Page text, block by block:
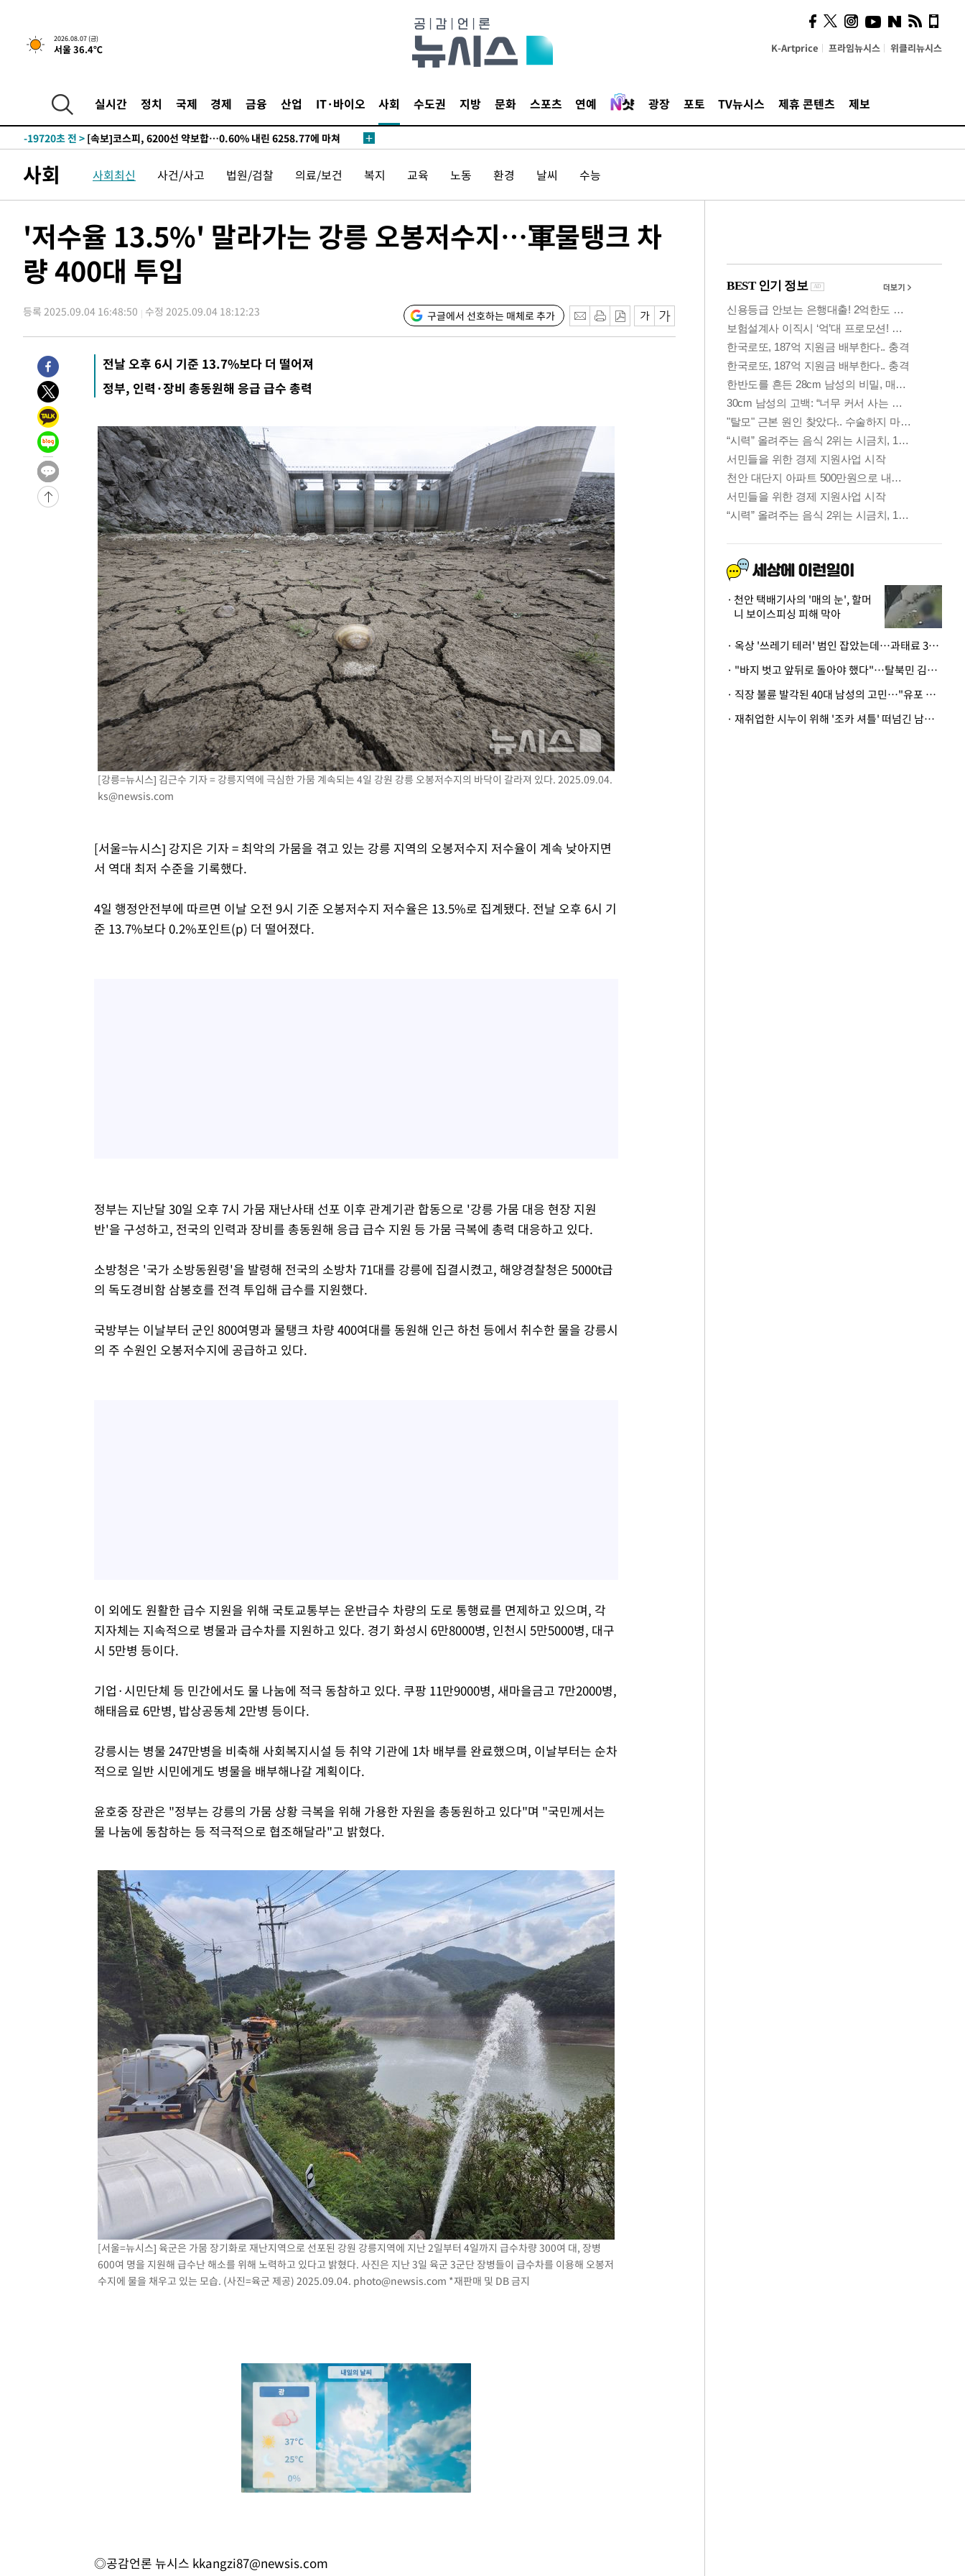
2026.08.07 (금)
서울 36.4℃ K-Artprice 프라임뉴시스 위클리뉴시스
실시간 정치 국제 경제 금융 산업 IT·바이오 사회 수도권 지방 문화 스포츠 연예 광장 포토 TV뉴시스 제휴 콘텐츠 제보
-23924초 전 >SK하이닉스, 용인·청주 팹에 54조 투자…"AI 메모리 수요 선제 대
응"
-20780초 전 >여자배구 이재영·이다영 자매, 아제르바이잔 투란VC 입단
-19767초 전 >
[속보]코스닥, 2.86포인트(0.36%) 내린 798.81마감
-19720초 전 >
-19700초 전 > [속보]원·달러 환율, 7.7원 내린 1416.1원 마감
-16679초 전 >
[속보]종합특검, '계엄 수용공간 확보' 신용해 前교정본부장 기소
-15552초 전 >외신들도 주목한 韓축구 파문…"국민적 공분에 수사 재개"
-14545초 전 >[속보]규제합리화위원회 부위원장에 김태유 서울대 공대 교수…이
병태 후임
-10903초 전 > [속보]국힘 윤리위, '돌려차기 발언' 진종오·서범수 징계 절차 개시
-6228초 전 >[속보] 7월 중국 수출 23.9%↑ 수입 27.5%↑…무역총액 25.3%↑
-3254초 전 >[속보]종합특검, '관저이전 봐주기 감사' 유병호 구속기소
2분 전 >민주 콩고 에볼라환자 4천명 돌파, 4053명 발생 1850명 사망
-27740초 전 >
"낮 기온 소폭 하락"…수도권 폭염중대경보, 폭염경보로 하향
-27704초 전 >
[속보]이 대통령, '호우피해' 안동·의성 관할 4개 면 특별재난지역
선포
-27667초 전 >
[단독]중수청 지원 검사들, 정원 초과 시 낮은 계급 임용…희망지 못
갈 수도
-25638초 전 >
-23944초 전 >
SK하이닉스, 용인·청주 팹에 54조 투자…"AI 메모리 수요 선제 대
-20800초 전 >
여자배구 이재영·이다영 자매, 아제르바이잔 투란VC 입단
-20053초 전 >
외국인 심판 성 접대 7경기 들여다보니…한국 축구 '5승 2무'
-19787초 전 >
[속보]코스닥, 2.86포인트(0.36%) 내린 798.81마감
[속보]코스피, 6200선 약보합…0.60% 내린 6258.77에 마쳐
[속보]원·달러 환율, 7.7원 내린 1416.1원 마감
[속보] 노원서 40.1도 관측…서울, 2018년 이후 첫 40도
[속보]종합특검, '계엄 수용공간 확보' 신용해 前교정본부장 기소
외신들도 주목한 韓축구 파문…"국민적 공분에 수사 재개"
11시간 압수수색에 성접대 파문까지…'쑥대밭' 된 축구협회
[속보]규제합리화위원회 부위원장에 김태유 서울대 공대 교수…이
[속보]국힘 윤리위, '돌려차기 발언' 진종오·서범수 징계 절차 개시
[속보] 7월 중국 수출 23.9%↑ 수입 27.5%↑…무역총액 25.3%↑
[속보]'채상병 순직 책임' 임성근, 항소심도 징역 3년
[속보]종합특검, '관저이전 봐주기 감사' 유병호 구속기소
민주 콩고 에볼라환자 4천명 돌파, 4053명 발생 1850명 사망
사회 사회최신 사건/사고 법원/검찰 의료/보건 복지 교육 노동 환경 날씨 수능
'저수율 13.5%' 말라가는 강릉 오봉저수지…軍물탱크 차
량 400대 투입
등록 2025.09.04 16:48:50 수정 2025.09.04 18:12:23 구글에서 선호하는 매체로 추가
전날 오후 6시 기준 13.7%보다 더 떨어져
정부, 인력·장비 총동원해 응급 급수 총력
[강릉=뉴시스] 김근수 기자 = 강릉지역에 극심한 가뭄 계속되는 4일 강원 강릉 오봉저수지의 바닥이 갈라져 있다. 2025.09.04.
ks@newsis.com
[서울=뉴시스] 강지은 기자 = 최악의 가뭄을 겪고 있는 강릉 지역의 오봉저수지 저수율이 계속 낮아지면
서 역대 최저 수준을 기록했다.
4일 행정안전부에 따르면 이날 오전 9시 기준 오봉저수지 저수율은 13.5%로 집계됐다. 전날 오후 6시 기
준 13.7%보다 0.2%포인트(p) 더 떨어졌다.
정부는 지난달 30일 오후 7시 가뭄 재난사태 선포 이후 관계기관 합동으로 '강릉 가뭄 대응 현장 지원
반'을 구성하고, 전국의 인력과 장비를 총동원해 응급 급수 지원 등 가뭄 극복에 총력 대응하고 있다.
소방청은 '국가 소방동원령'을 발령해 전국의 소방차 71대를 강릉에 집결시켰고, 해양경찰청은 5000t급
의 독도경비함 삼봉호를 전격 투입해 급수를 지원했다.
국방부는 이날부터 군인 800여명과 물탱크 차량 400여대를 동원해 인근 하천 등에서 취수한 물을 강릉시
의 주 수원인 오봉저수지에 공급하고 있다.
이 외에도 원활한 급수 지원을 위해 국토교통부는 운반급수 차량의 도로 통행료를 면제하고 있으며, 각
지자체는 지속적으로 병물과 급수차를 지원하고 있다. 경기 화성시 6만8000병, 인천시 5만5000병, 대구
시 5만병 등이다.
기업·시민단체 등 민간에서도 물 나눔에 적극 동참하고 있다. 쿠팡 11만9000병, 새마을금고 7만2000병,
해태음료 6만병, 밥상공동체 2만병 등이다.
강릉시는 병물 247만병을 비축해 사회복지시설 등 취약 기관에 1차 배부를 완료했으며, 이날부터는 순차
적으로 일반 시민에게도 병물을 배부해나갈 계획이다.
윤호중 장관은 "정부는 강릉의 가뭄 상황 극복을 위해 가용한 자원을 총동원하고 있다"며 "국민께서는
물 나눔에 동참하는 등 적극적으로 협조해달라"고 밝혔다.
[서울=뉴시스] 육군은 가뭄 장기화로 재난지역으로 선포된 강원 강릉지역에 지난 2일부터 4일까지 급수차량 300여 대, 장병
600여 명을 지원해 급수난 해소를 위해 노력하고 있다고 밝혔다. 사진은 지난 3일 육군 3군단 장병들이 급수차를 이용해 오봉저
수지에 물을 채우고 있는 모습. (사진=육군 제공) 2025.09.04. photo@newsis.com *재판매 및 DB 금지
◎공감언론 뉴시스 kkangzi87@newsis.com
시, 스마트폰 액세서리에
NFC 더했다
천안 택배기사의 '매의 눈', 할머
니 보이스피싱 피해 막아
· 옥상 '쓰레기 테러' 범인 잡았는데…과태료 3만원 처분에 숙박업주 허탈
· "바지 벗고 앞뒤로 돌아야 했다"…탈북민 김서아, 기쁨조 검사 수치심 회상
· 직장 불륜 발각된 40대 남성의 고민…"유포 동료 명예훼손·협박죄 고소 가능할까"
· 재취업한 시누이 위해 '조카 셔틀' 떠넘긴 남편…아내 "난 못한다"